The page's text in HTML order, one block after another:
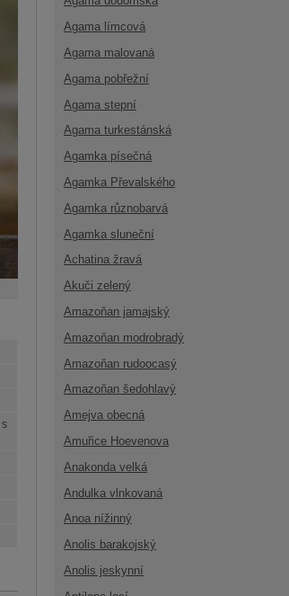
s
Agama límcová
Agama malovaná
Agama pobřežní
Agama stepní
Agama turkestánská
Agamka písečná
Agamka Převalského
Agamka různobarvá
Agamka sluneční
Achatina žravá
Akuči zelený
Amazoňan jamajský
Amazoňan modrobradý
Amazoňan rudoocasý
Amazoňan šedohlavý
Amejva obecná
Amuřice Hoevenova
Anakonda velká
Andulka vlnkovaná
Anoa nížinný
Anolis barakojský
Anolis jeskynní